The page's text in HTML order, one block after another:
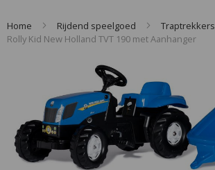
Home Rijdend speelgoed
Traptrekkers
Rolly Kid New Holland TVT 190 met Aanhanger
the
images